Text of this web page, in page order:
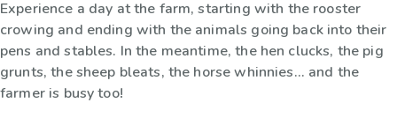
Experience a day at the farm, starting with the rooster
crowing and ending with the animals going back into their
pens and stables. In the meantime, the hen clucks, the pig
grunts, the sheep bleats, the horse whinnies... and the
farmer is busy too!